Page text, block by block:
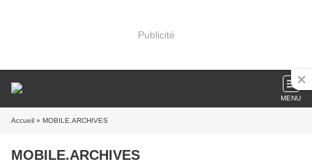
Publicité
MENU
Accueil » MOBILE.ARCHIVES
MOBILE.ARCHIVES